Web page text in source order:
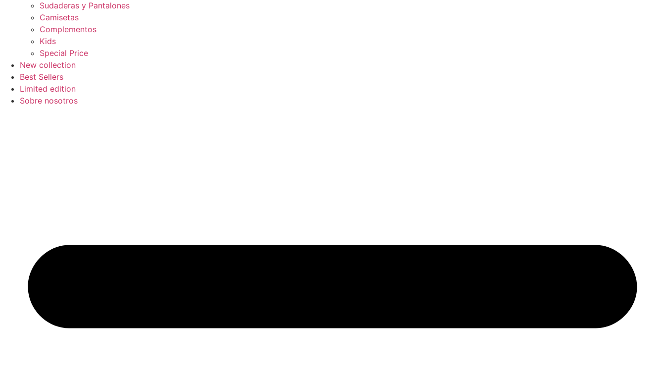
Sudaderas y Pantalones
Camisetas
Complementos
Kids
Special Price
New collection
Best Sellers
Limited edition
Sobre nosotros